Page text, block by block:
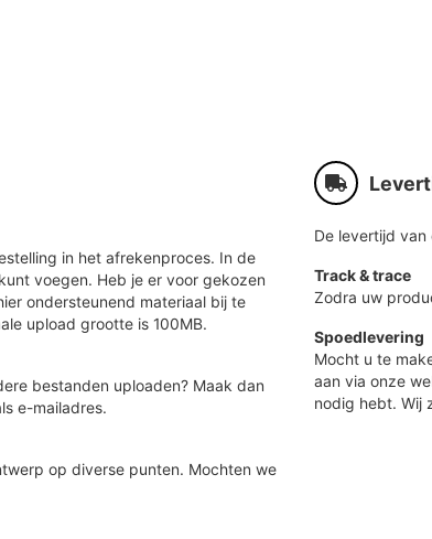
in het afrekenproces. In de
voegen. Heb je er voor gekozen
ondersteunend materiaal bij te
upload grootte is 100MB.
bestanden uploaden? Maak dan
e-mailadres.
op diverse punten. Mochten we
De levertijd
Track & trace
Zodra uw
Spoedlevering
Mocht u te
aan via onze
nodig hebt. Wij